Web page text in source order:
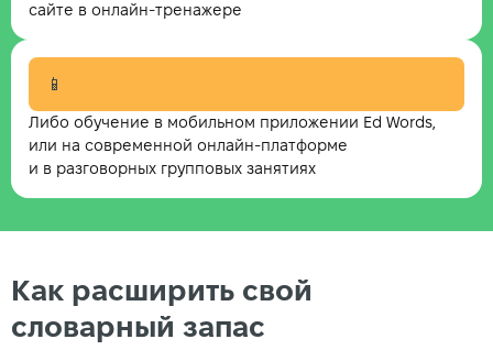
сайте в онлайн-тренажере
📱
Либо обучение в мобильном приложении Ed Words,
или на современной онлайн-платформе
и в разговорных групповых занятиях
Как расширить свой
словарный запас